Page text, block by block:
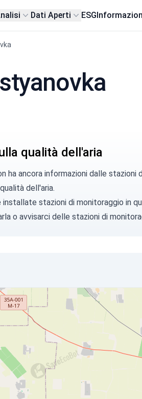
Dati Aperti ESG
qualità dell'aria
ha ancora informazioni dalle stazioni
dell'aria.
stazioni di monitoraggio in
o avvisarcidelle stazioni di